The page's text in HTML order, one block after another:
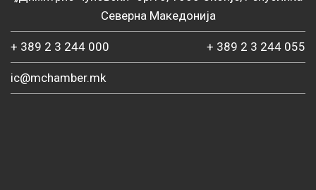
Северна Македонија
+ 389 2 3 244 000 + 389 2 3 244 055
ic@mchamber.mk